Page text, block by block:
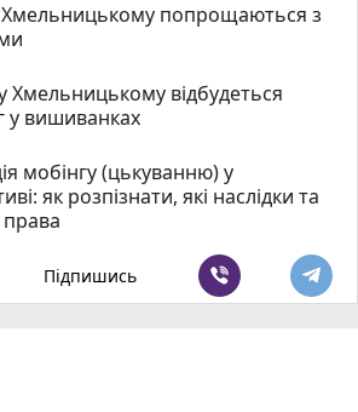
Хмельницькому попрощаються з
Хмельницькому відбудеться
у вишиванках
мобінгу (цькуванню) у
як розпізнати, які наслідки та
права
Підпишись